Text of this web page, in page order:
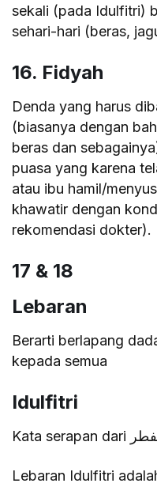
sekali (pada Idulfitri)
sehari-hari (beras,
16. Fidyah
Denda yang harus
(biasanya dengan
beras dan
puasa yang karena
atau ibu hamil/
khawatir dengan
rekomendasi dokter).
17 & 18
Lebaran
Berarti berlapang
kepada semua
Idulfitri
Lebaran Idulfitri